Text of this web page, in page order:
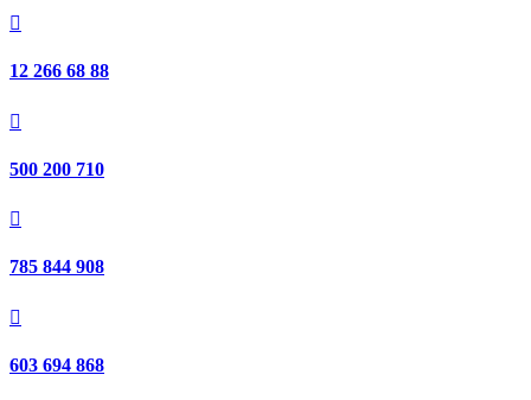

12 266 68 88

500 200 710

785 844 908

603 694 868